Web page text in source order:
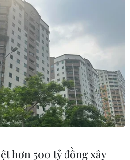
MỤC
Malaysia
hơn 500 tỷ đồng xây